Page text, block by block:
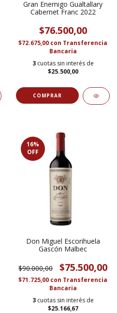
Gran Enemigo Gualtallary
Cabernet Franc 2022
$76.500,00
$72.675,00 con Transferencia
Bancaria
3 cuotas sin interés de
$25.500,00
16%
OFF
Don Miguel Escorihuela
Gascón Malbec
$90.000,00 $75.500,00
$71.725,00 con Transferencia
Bancaria
3 cuotas sin interés de
$25.166,67